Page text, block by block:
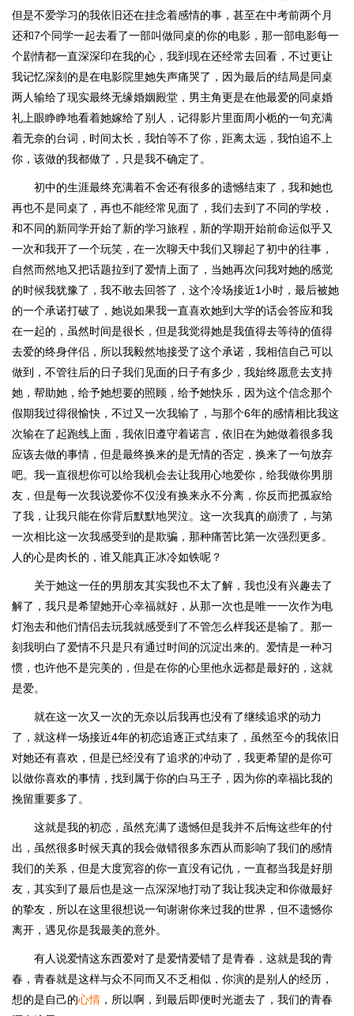
但是不爱学习的我依旧还在挂念着感情的事，甚至在中考前两个月
还和7个同学一起去看了一部叫做同桌的你的电影，那一部电影每一
个剧情都一直深深印在我的心，我到现在还经常去回看，不过更让
我记忆深刻的是在电影院里她失声痛哭了，因为最后的结局是同桌
两人输给了现实最终无缘婚姻殿堂，男主角更是在他最爱的同桌婚
礼上眼睁睁地看着她嫁给了别人，记得影片里面周小栀的一句充满
着无奈的台词，时间太长，我怕等不了你，距离太远，我怕追不上
你，该做的我都做了，只是我不确定了。
初中的生涯最终充满着不舍还有很多的遗憾结束了，我和她也
再也不是同桌了，再也不能经常见面了，我们去到了不同的学校，
和不同的新同学开始了新的学习旅程，新的学期开始前命运似乎又
一次和我开了一个玩笑，在一次聊天中我们又聊起了初中的往事，
自然而然地又把话题拉到了爱情上面了，当她再次问我对她的感觉
的时候我犹豫了，我不敢去回答了，这个冷场接近1小时，最后被她
的一个承诺打破了，她说如果我一直喜欢她到大学的话会答应和我
在一起的，虽然时间是很长，但是我觉得她是我值得去等待的值得
去爱的终身伴侣，所以我毅然地接受了这个承诺，我相信自己可以
做到，不管往后的日子我们见面的日子有多少，我始终愿意去支持
她，帮助她，给予她想要的照顾，给予她快乐，因为这个信念那个
假期我过得很愉快，不过又一次我输了，与那个6年的感情相比我这
次输在了起跑线上面，我依旧遵守着诺言，依旧在为她做着很多我
应该去做的事情，但是最终换来的是无情的否定，换来了一句放弃
吧。我一直很想你可以给我机会去让我用心地爱你，给我做你男朋
友，但是每一次我说爱你不仅没有换来永不分离，你反而把孤寂给
了我，让我只能在你背后默默地哭泣。这一次我真的崩溃了，与第
一次相比这一次我感受到的是欺骗，那种痛苦比第一次强烈更多。
人的心是肉长的，谁又能真正冰冷如铁呢？
关于她这一任的男朋友其实我也不太了解，我也没有兴趣去了
解了，我只是希望她开心幸福就好，从那一次也是唯一一次作为电
灯泡去和他们情侣去玩我就感受到了不管怎么样我还是输了。那一
刻我明白了爱情不只是只有通过时间的沉淀出来的。爱情是一种习
惯，也许他不是完美的，但是在你的心里他永远都是最好的，这就
是爱。
就在这一次又一次的无奈以后我再也没有了继续追求的动力
了，就这样一场接近4年的初恋追逐正式结束了，虽然至今的我依旧
对她还有喜欢，但是已经没有了追求的冲动了，我更希望的是你可
以做你喜欢的事情，找到属于你的白马王子，因为你的幸福比我的
挽留重要多了。
这就是我的初恋，虽然充满了遗憾但是我并不后悔这些年的付
出，虽然很多时候天真的我会做错很多东西从而影响了我们的感情
我们的关系，但是大度宽容的你一直没有记仇，一直都当我是好朋
友，其实到了最后也是这一点深深地打动了我让我决定和你做最好
的挚友，所以在这里很想说一句谢谢你来过我的世界，但不遗憾你
离开，遇见你是我最美的意外。
有人说爱情这东西爱对了是爱情爱错了是青春，这就是我的青
春，青春就是这样与众不同而又不乏相似，你演的是别人的经历，
想的是自己的心情 ，所以啊，到最后即便时光逝去了，我们的青春